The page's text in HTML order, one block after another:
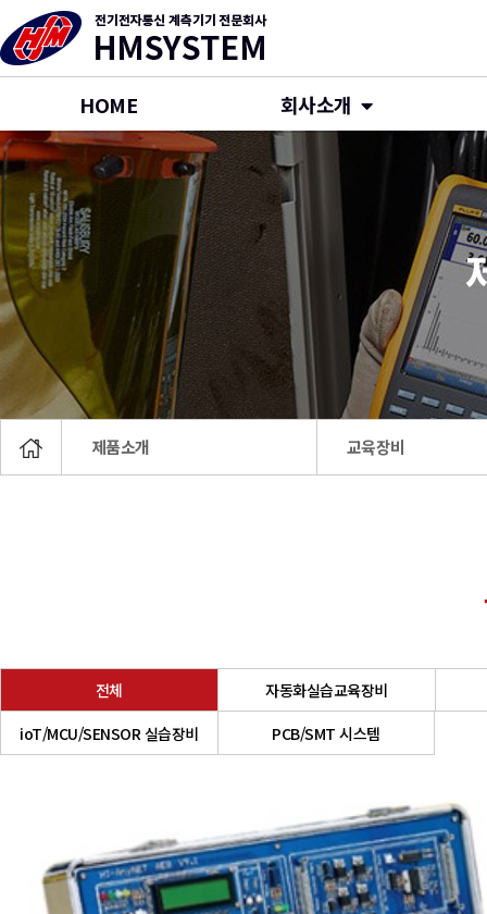
제품소개 교육장비
HOME 회사소개
전체
자동화실습교육장비
ioT/MCU/SENSOR 실습장비
PCB/SMT 시스템